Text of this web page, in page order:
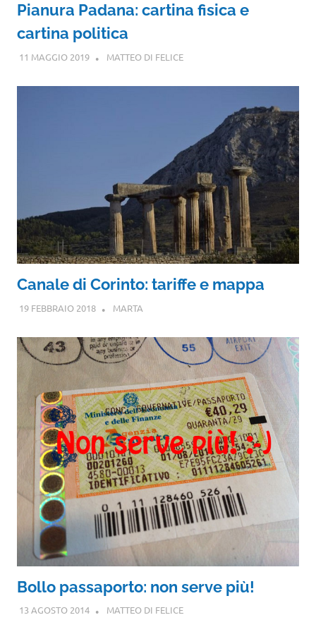
Pianura Padana: cartina fisica e
cartina politica
11 MAGGIO 2019 MATTEO DI FELICE
Canale di Corinto: tariffe e mappa
19 FEBBRAIO 2018 MARTA
Bollo passaporto: non serve più!
13 AGOSTO 2014 MATTEO DI FELICE